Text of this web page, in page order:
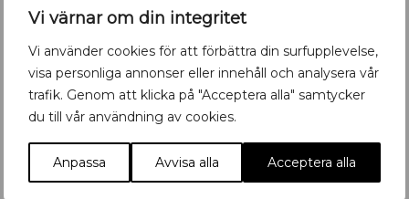
Vi värnar om din integritet
Vi använder cookies för att förbättra din surfupplevelse,
visa personliga annonser eller innehåll och analysera vår
trafik. Genom att klicka på "Acceptera alla" samtycker
du till vår användning av cookies.
Anpassa Avvisa alla Acceptera alla
r
o
m
ö
b
e
r
l
Det händer i Uppsala- kolla in vår
kalender!
AUG 14